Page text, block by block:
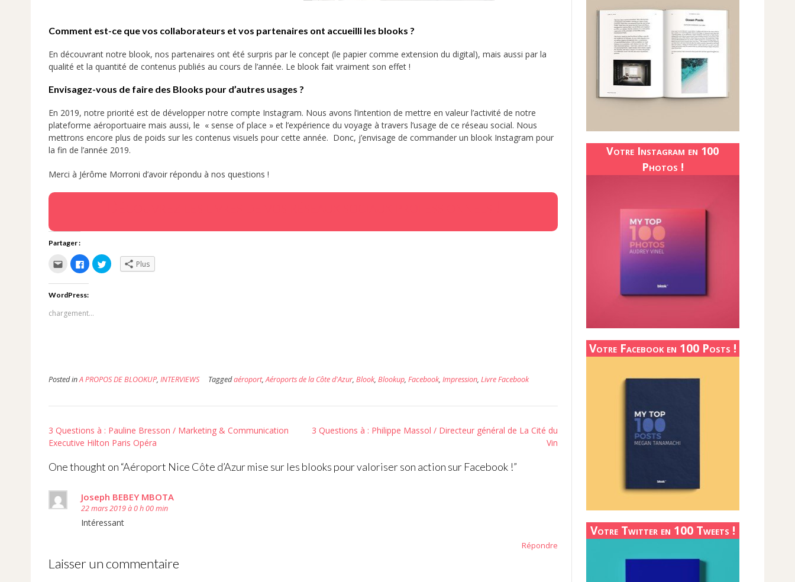
Comment est-ce que vos collaborateurs et vos partenaires ont accueilli les blooks ?
En découvrant notre blook, nos partenaires ont été surpris par le concept (le papier comme extension du digital), mais aussi par la
qualité et la quantité de contenus publiés au cours de l’année. Le blook fait vraiment son effet !
Envisagez-vous de faire des Blooks pour d’autres usages ?
En 2019, notre priorité est de développer notre compte Instagram. Nous avons l’intention de mettre en valeur l’activité de notre
plateforme aéroportuaire mais aussi, le « sense of place » et l’expérience du voyage à travers l’usage de ce réseau social. Nous
mettrons encore plus de poids sur les contenus visuels pour cette année. Donc, j’envisage de commander un blook Instagram pour
la fin de l’année 2019.
Merci à Jérôme Morroni d’avoir répondu à nos questions !
Partager :
Cliquez
pour
envoyer
par
e-
mail
un
ami(ouvre
Cliquez
pour
partager
sur
dans
nouvelle
fenêtre)
Cliquez
pour Plus
WordPress:
chargement…
Posted inA PROPOS DE BLOOKUP, INTERVIEWS Taggedaéroport,Aéroports de la Côte d'Azur, Blook, Blookup, Facebook, Impression, Livre Facebook
Post
navigation
3 Questions à : Pauline Bresson / Marketing & Communication
Executive Hilton Paris Opéra
3 Questions à : Philippe Massol / Directeur général de La Cité du
Vin
One thought on “Aéroport Nice Côte d’Azur mise sur les blooks pour valoriser son action sur Facebook !”
Joseph BEBEY MBOTA
22 mars 2019 à 0 h 00 min
Intéressant
Répondre
Laisser un commentaire
Votre Instagram en 100
Photos !
Votre Facebook en 100 Posts !
Votre Twitter en 100 Tweets !